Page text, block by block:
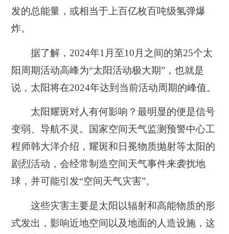
发的总能量，或相当于上百亿枚百吨级氢弹爆
炸。
据了解，2024年1月至10月之间的第25个太
阳周期活动高峰为“太阳活动极大期”，也就是
说，太阳将在2024年达到当前活动周期的峰值。
太阳耀斑对人有何影响？最明显的便是信号
变弱、导航不灵。国家空间天气监测预警中心工
程师韩大洋介绍，耀斑和日冕物质抛射等太阳的
剧烈活动，会经常制造空间天气事件来袭扰地
球，并可能引发“空间天气灾害”。
这些灾害主要是太阳以辐射和高能物质的形
式发出，影响近地空间以及地面的人造设施，这